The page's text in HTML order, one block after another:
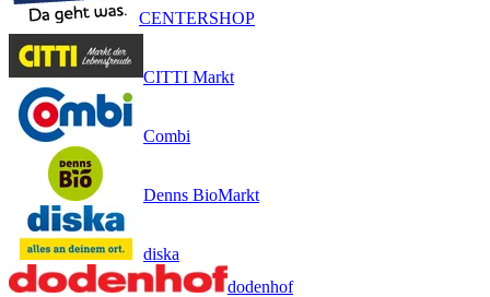
CENTERSHOP
CITTI Markt
Combi
Denns BioMarkt
diska
dodenhof